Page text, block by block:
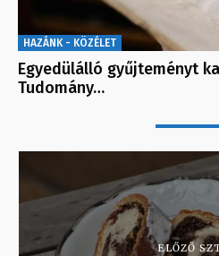
HAZÁNK - KÖZÉLET
Egyedülálló gyűjteményt
Tudomány…
ELŐZŐ